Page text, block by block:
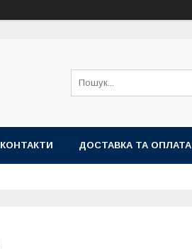
КОНТАКТИ ДОСТАВКА ТА ОПЛАТА